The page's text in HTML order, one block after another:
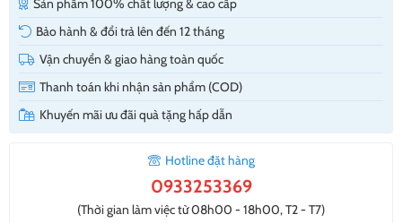
Bảo hành & đổi trả lên đến 12 tháng
Vận chuyển & giao hàng toàn quốc
Thanh toán khi nhận sản phẩm (COD)
Khuyến mãi ưu đãi quà tặng hấp dẫn
Hotline đặt hàng
0933253369
(Thời gian làm việc từ 08h00 - 18h00, T2 - T7)